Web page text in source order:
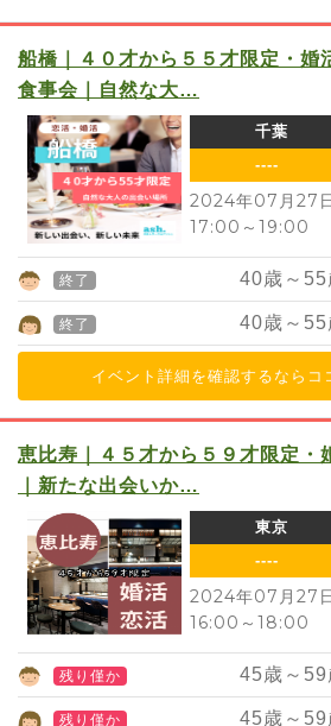
船橋｜４０才から５５才限定・婚
食事会｜自然な大…
千葉
----
2024年07月27
17:00 ～ 19:00
終了 40歳～ 55
終了 40歳～ 55
イベント詳細を確認するならコ
恵比寿｜４５才から５９才限定・
｜新たな出会いか…
東京
----
2024年07月27
16:00 ～ 18:00
残り僅か 45歳～ 59
残り僅か 45歳～ 59